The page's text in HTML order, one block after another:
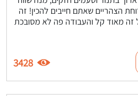
הצהריים שאתם חייבים להכין! זה
זה מאוד קל והעבודה פה לא מסובכת
3428